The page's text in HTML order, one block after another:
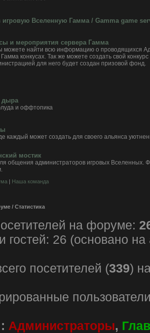
игровую Вселенную Гамма / Gamma game
и мероприятия сервера Гамма
можете найти всю информацию о проводящихся
конкусах. Так же можете создать свой
для него будет создан призовой фонд.
дыра
и оффтопика
каждый может создать для своего альянса
мостик
общения администраторов игровых Вселенных.
| Наша команда
/ Статистика
на форуме:
гостей: 26 (основано
посетителей (339)
Администраторы,